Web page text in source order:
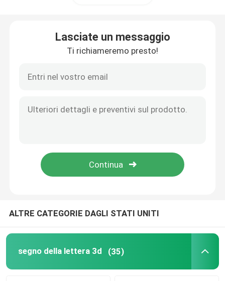
Casa
Prodotti
Lasciate un messaggio
Ti richiameremo presto!
ALTRE CATEGORIE DAGLI STATI UNITI
segno della lettera 3d (35)